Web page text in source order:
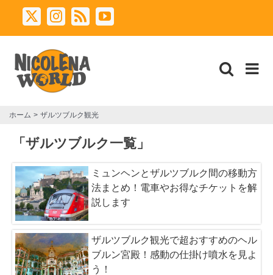
X Instagram
Rss YouTube
ホーム ザルツブルク観光
「ザルツブルク一覧」
ミュンヘンとザルツブルク間の移動方
法まとめ！電車やお得なチケットを解
説します
ザルツブルク観光で超おすすめのヘル
ブルン宮殿！感動の仕掛け噴水を見よ
う！